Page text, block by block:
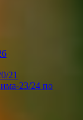
21
23/24 по